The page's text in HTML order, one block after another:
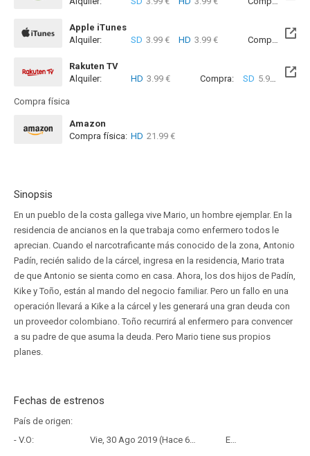
Apple iTunes
Alquiler:
SD 3.99 € HD 3.99 € Compra: SD
Rakuten TV
Alquiler:
HD 3.99 € Compra: SD 5.99 € HD
Compra física
Amazon
Compra física: HD 21.99 €
Sinopsis
En un pueblo de la costa gallega vive Mario, un hombre ejemplar. En la
residencia de ancianos en la que trabaja como enfermero todos le
aprecian. Cuando el narcotraficante más conocido de la zona, Antonio
Padín, recién salido de la cárcel, ingresa en la residencia, Mario trata
de que Antonio se sienta como en casa. Ahora, los dos hijos de Padín,
Kike y Toño, están al mando del negocio familiar. Pero un fallo en una
operación llevará a Kike a la cárcel y les generará una gran deuda con
un proveedor colombiano. Toño recurrirá al enfermero para convencer
a su padre de que asuma la deuda. Pero Mario tiene sus propios
planes.
Fechas de estrenos
País de origen:
- V.O:
Vie, 30 Ago 2019 (Hace 6 años y 11 meses) Estreno